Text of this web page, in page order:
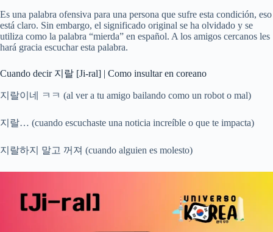
Es una palabra ofensiva para una persona que sufre esta condición, eso
está claro. Sin embargo, el significado original se ha olvidado y se
utiliza como la palabra “mierda” en español. A los amigos cercanos les
hará gracia escuchar esta palabra.
Cuando decir 지랄 [Ji-ral] | Como insultar en coreano
지랄이네 ㅋㅋ (al ver a tu amigo bailando como un robot o mal)
지랄… (cuando escuchaste una noticia increíble o que te impacta)
지랄하지 말고 꺼져 (cuando alguien es molesto)